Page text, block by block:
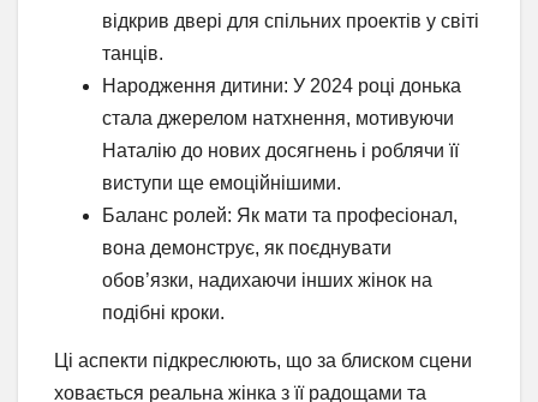
відкрив двері для спільних проектів у світі
танців.
Народження дитини: У 2024 році донька
стала джерелом натхнення, мотивуючи
Наталію до нових досягнень і роблячи її
виступи ще емоційнішими.
Баланс ролей: Як мати та професіонал,
вона демонструє, як поєднувати
обов’язки, надихаючи інших жінок на
подібні кроки.
Ці аспекти підкреслюють, що за блиском сцени
ховається реальна жінка з її радощами та